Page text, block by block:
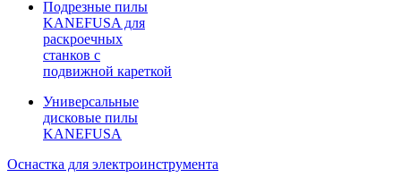
Подрезные пилы
KANEFUSA для
раскроечных
станков с
подвижной кареткой
Универсальные
дисковые пилы
KANEFUSA
Оснастка для электроинструмента